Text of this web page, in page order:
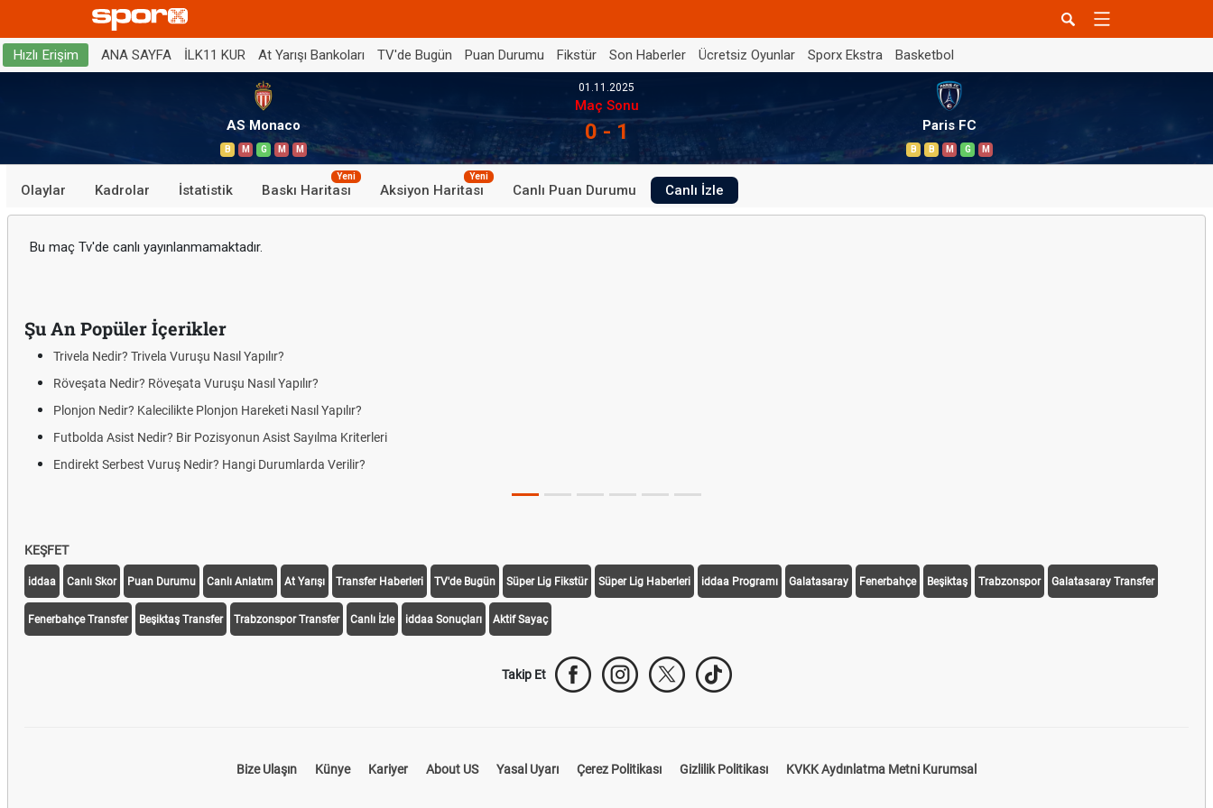
Hızlı Erişim ANA SAYFA İLK11 KUR At Yarışı Bankoları TV'de Bugün Puan Durumu Fikstür Son Haberler Ücretsiz Oyunlar Sporx Ekstra Basketbol
AS Monaco
B M G M M
01.11.2025
Maç Sonu
0 - 1 Paris FC
B B M G M
Olaylar Kadrolar İstatistik Baskı Haritası
Yeni
Aksiyon Haritası
Yeni
Canlı Puan Durumu Canlı İzle
Bu maç Tv'de canlı yayınlanmamaktadır.
Şu An Popüler İçerikler
Trivela Nedir? Trivela Vuruşu Nasıl Yapılır?
Röveşata Nedir? Röveşata Vuruşu Nasıl Yapılır?
Plonjon Nedir? Kalecilikte Plonjon Hareketi Nasıl Yapılır?
Futbolda Asist Nedir? Bir Pozisyonun Asist Sayılma Kriterleri
Endirekt Serbest Vuruş Nedir? Hangi Durumlarda Verilir?
KEŞFET
iddaa Canlı Skor Puan Durumu Canlı Anlatım At Yarışı Transfer Haberleri TV'de Bugün Süper Lig Fikstür Süper Lig Haberleri iddaa Programı Galatasaray Fenerbahçe Beşiktaş Trabzonspor Galatasaray Transfer
Fenerbahçe Transfer Beşiktaş Transfer Trabzonspor Transfer Canlı İzle iddaa Sonuçları Aktif Sayaç
Takip Et
Bize Ulaşın Künye Kariyer About US Yasal Uyarı Çerez Politikası Gizlilik Politikası KVKK Aydınlatma Metni Kurumsal